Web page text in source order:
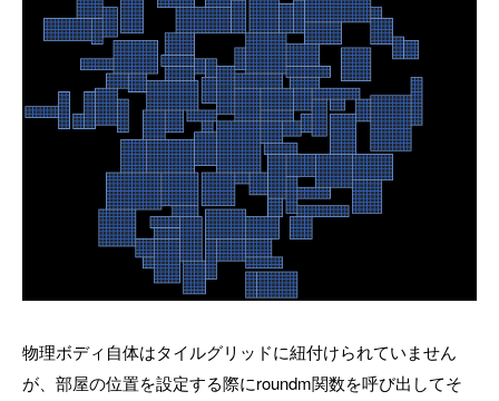
物理ボディ自体はタイルグリッドに紐付けられていません
が、部屋の位置を設定する際にroundm関数を呼び出してそ